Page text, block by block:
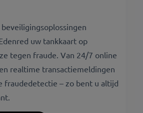
uw tankkaart op
tegen fraude. Van 24/7 online
realtime transactiemeldingen
fraudedetectie – zo bent u altijd